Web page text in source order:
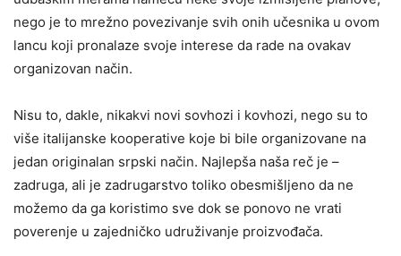
nego je to mrežno povezivanje svih onih učesnika u ovom
lancu koji pronalaze svoje interese da rade na ovakav
organizovan način.
Nisu to, dakle, nikakvi novi sovhozi i kovhozi, nego su to
više italijanske kooperative koje bi bile organizovane na
jedan originalan srpski način. Najlepša naša reč je –
zadruga, ali je zadrugarstvo toliko obesmišljeno da ne
možemo da ga koristimo sve dok se ponovo ne vrati
poverenje u zajedničko udruživanje proizvođača.